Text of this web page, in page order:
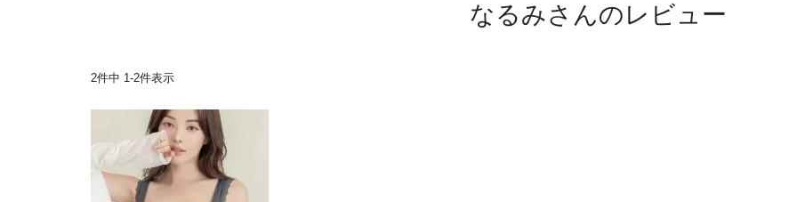
なるみさんのレビュー
2件中 1-2件表示